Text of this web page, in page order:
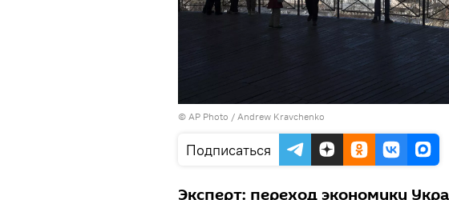
© AP Photo / Andrew Kravchenko
Подписаться
Эксперт: переход экономики